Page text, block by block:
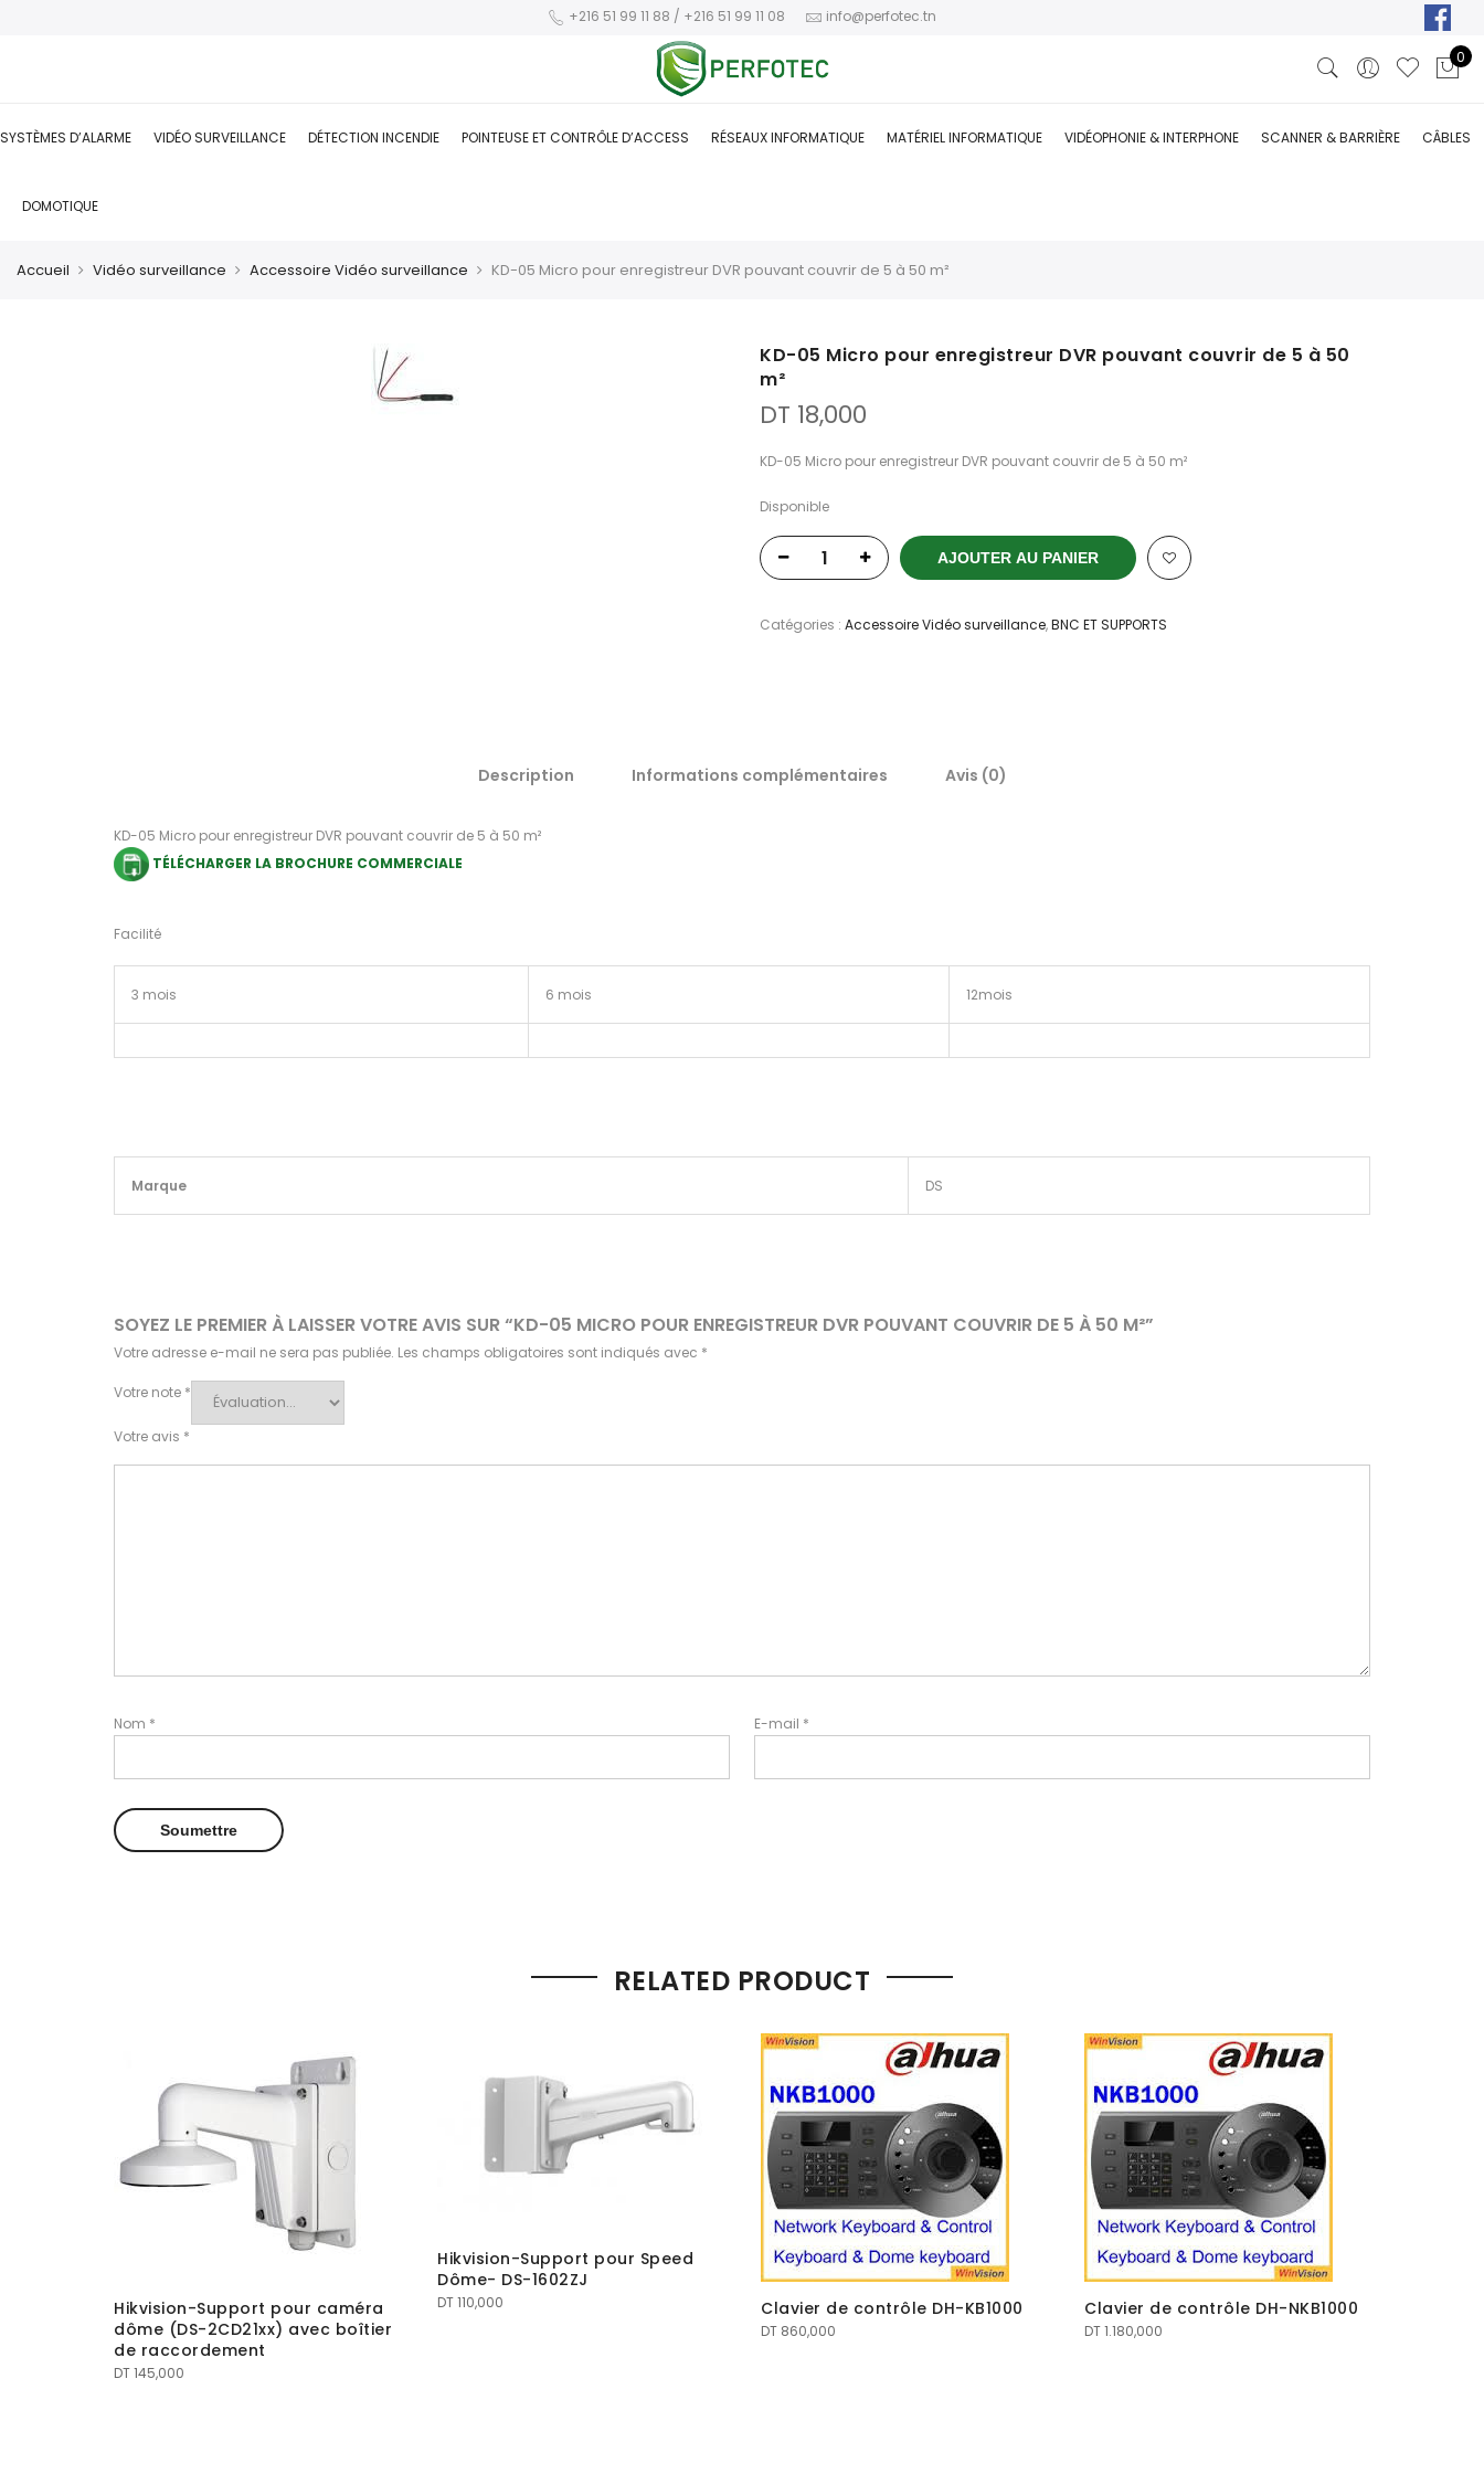
+216 51 99 11 88 / +216 51 99 11 08 info@perfotec.tn
0
SYSTÈMES D’ALARME VIDÉO SURVEILLANCE DÉTECTION INCENDIE POINTEUSE ET CONTRÔLE D’ACCESS RÉSEAUX INFORMATIQUE MATÉRIEL INFORMATIQUE VIDÉOPHONIE & INTERPHONE SCANNER & BARRIÈRE CÂBLES
DOMOTIQUE
Accueil Vidéo surveillance Accessoire Vidéo surveillance KD-05 Micro pour enregistreur DVR pouvant couvrir de 5 à 50 m²
KD-05 Micro pour enregistreur DVR pouvant couvrir de 5 à 50
m²
DT 18,000
KD-05 Micro pour enregistreur DVR pouvant couvrir de 5 à 50 m²
Disponible
AJOUTER AU PANIER
Catégories : Accessoire Vidéo surveillance,BNC ET SUPPORTS
Description Informations complémentaires Avis (0)
KD-05 Micro pour enregistreur DVR pouvant couvrir de 5 à 50 m²
TÉLÉCHARGER LA BROCHURE COMMERCIALE
Facilité
3 mois 6 mois 12mois
Marque DS
SOYEZ LE PREMIER À LAISSER VOTRE AVIS SUR “KD-05 MICRO POUR ENREGISTREUR DVR POUVANT COUVRIR DE 5 À 50 M²”
Votre adresse e-mail ne sera pas publiée. Les champs obligatoires sont indiqués avec *
Votre note *
Votre avis *
Nom * E-mail *
RELATED PRODUCT
Hikvision-Support pour caméra
dôme (DS-2CD21xx) avec boîtier
de raccordement
DT145,000
Hikvision-Support pour Speed
Dôme- DS-1602ZJ
DT110,000 Clavier de contrôle DH-KB1000
DT 860,000
Clavier de contrôle DH-NKB1000
DT1.180,000